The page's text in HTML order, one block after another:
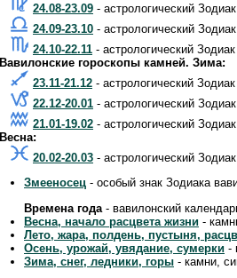
24.08-23.09 - астрологический Зодиак
24.09-23.10 - астрологический Зодиак
24.10-22.11 - астрологический Зодиак
Вавилонские гороскопы камней. Зима:
23.11-21.12 - астрологический Зодиак
22.12-20.01 - астрологический Зодиак
21.01-19.02 - астрологический Зодиак
Весна:
20.02-20.03 - астрологический Зодиак
Змееносец - особый знак Зодиака
Времена года - вавилонский
Весна, начало расцвета жизни -
Лето, жара, полдень, пустыня,
Осень, урожай, увядание, сумерки -
Зима, снег, ледники, горы - камни,